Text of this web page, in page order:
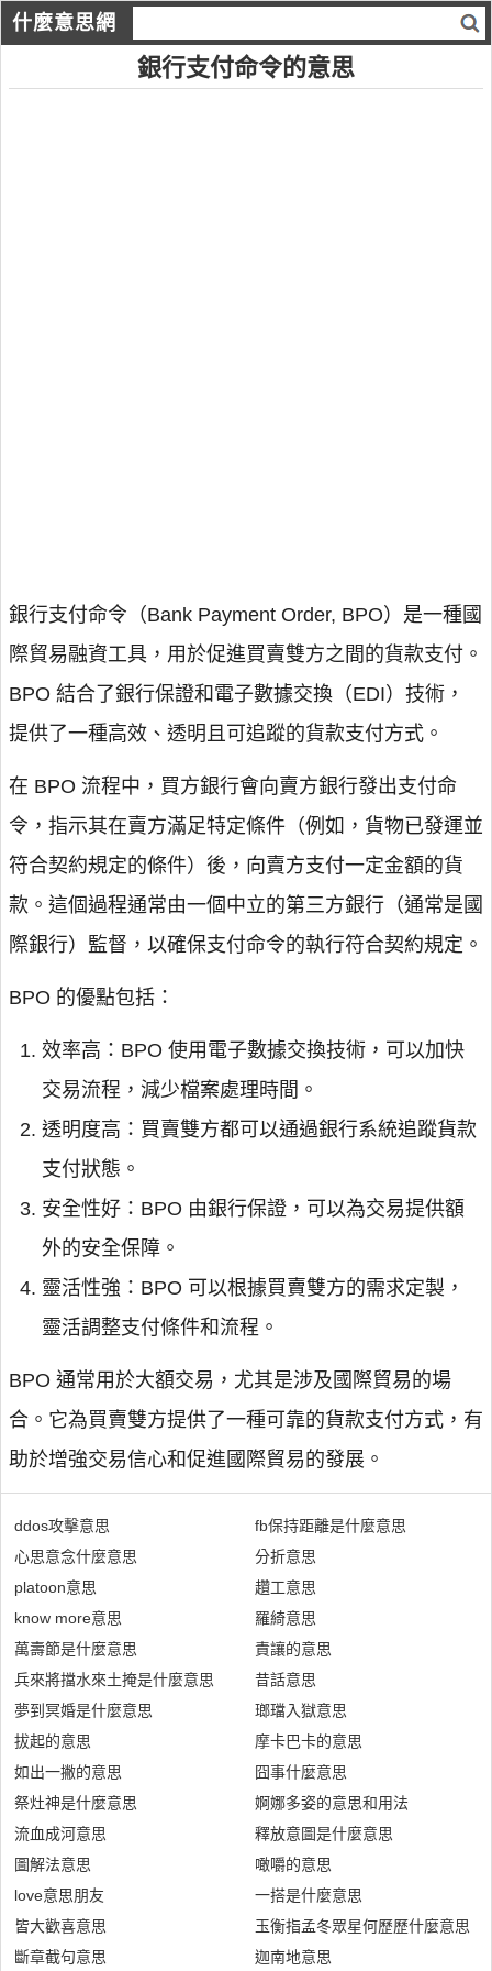
什麼意思網
銀行支付命令的意思
銀行支付命令（Bank Payment Order, BPO）是一種國
際貿易融資工具，用於促進買賣雙方之間的貨款支付。
BPO 結合了銀行保證和電子數據交換（EDI）技術，
提供了一種高效、透明且可追蹤的貨款支付方式。
在 BPO 流程中，買方銀行會向賣方銀行發出支付命
令，指示其在賣方滿足特定條件（例如，貨物已發運並
符合契約規定的條件）後，向賣方支付一定金額的貨
款。這個過程通常由一個中立的第三方銀行（通常是國
際銀行）監督，以確保支付命令的執行符合契約規定。
BPO 的優點包括：
效率高：BPO 使用電子數據交換技術，可以加快
交易流程，減少檔案處理時間。
透明度高：買賣雙方都可以通過銀行系統追蹤貨款
支付狀態。
安全性好：BPO 由銀行保證，可以為交易提供額
外的安全保障。
靈活性強：BPO 可以根據買賣雙方的需求定製，
靈活調整支付條件和流程。
BPO 通常用於大額交易，尤其是涉及國際貿易的場
合。它為買賣雙方提供了一種可靠的貨款支付方式，有
助於增強交易信心和促進國際貿易的發展。
ddos攻擊意思
心思意念什麼意思
platoon意思
know more意思
萬壽節是什麼意思
兵來將擋水來土掩是什麼意思
夢到冥婚是什麼意思
拔起的意思
如出一撇的意思
祭灶神是什麼意思
流血成河意思
圖解法意思
love意思朋友
皆大歡喜意思
斷章截句意思
fb保持距離是什麼意思
分折意思
趲工意思
羅綺意思
責讓的意思
昔話意思
瑯璫入獄意思
摩卡巴卡的意思
囧事什麼意思
婀娜多姿的意思和用法
釋放意圖是什麼意思
噉嚼的意思
一搭是什麼意思
玉衡指孟冬眾星何歷歷什麼意思
迦南地意思